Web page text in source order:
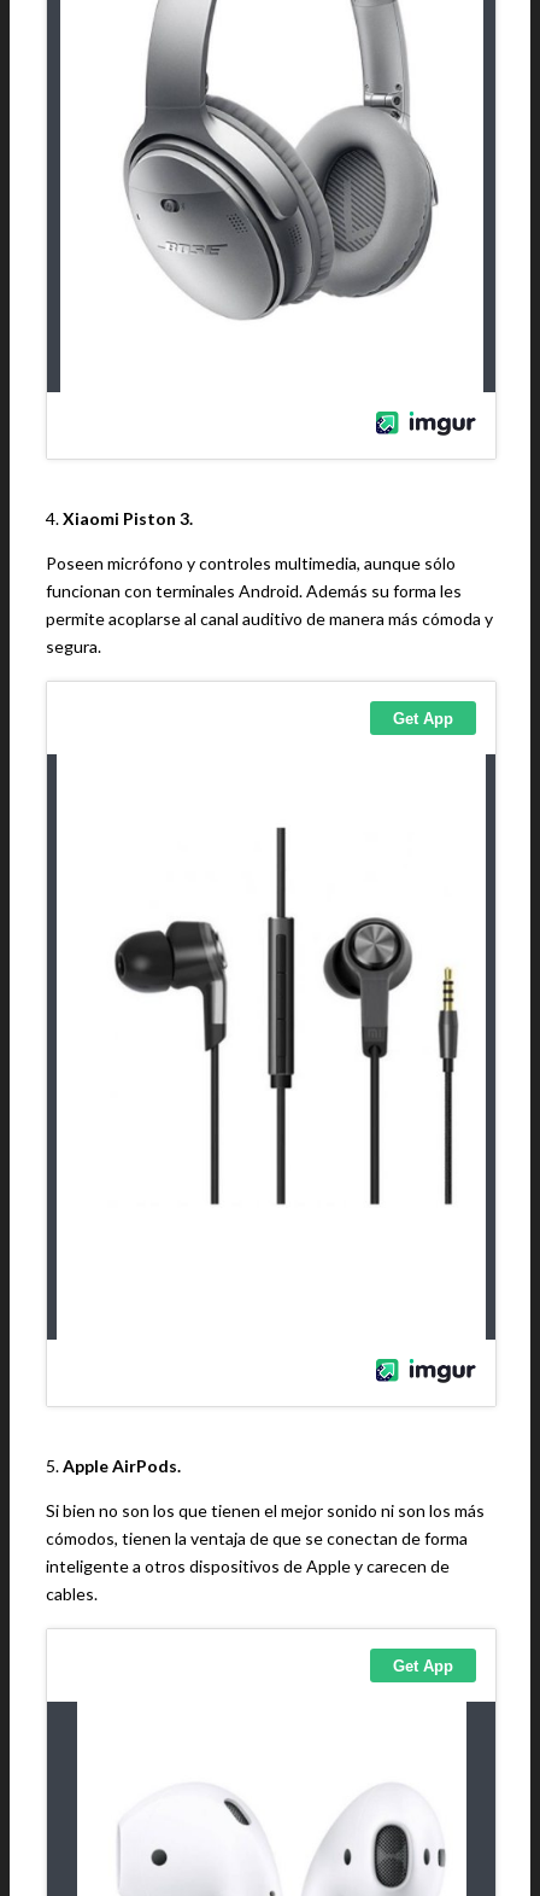
4.Xiaomi Piston 3.
Poseen micrófono y controles multimedia, aunque sólo
funcionan con terminales Android. Además su forma les
permite acoplarse al canal auditivo de manera más cómoda y
segura.
5.Apple AirPods.
Si bien no son los que tienen el mejor sonido ni son los más
cómodos, tienen la ventaja de que se conectan de forma
inteligente a otros dispositivos de Apple y carecen de
cables.